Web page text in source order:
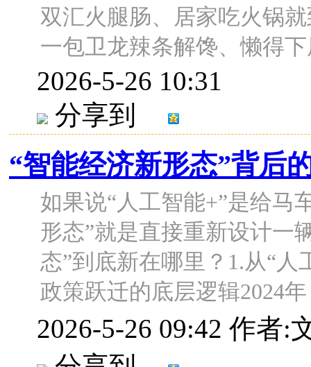
双汇火腿肠、居家吃火锅
一包卫龙辣条解馋、懒得
2026-5-26 10:31
分享到
“智能经济新形态”背后
如果说“人工智能+”是给马
形态”就是直接重新设计一
态”到底新在哪里？1.从“人
政策跃迁的底层逻辑2024年
2026-5-26 09:42 作者: